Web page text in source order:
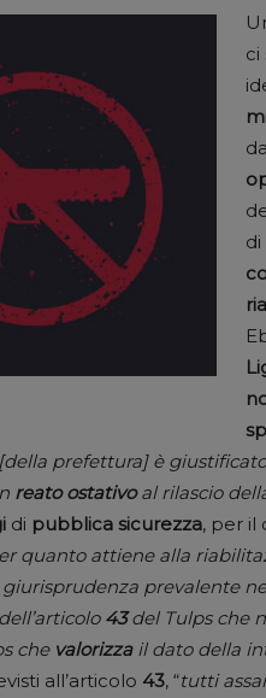
ci
prefettura] è
reato ostativoal rilascio
di pubblica sicurezza, per il
quanto attiene alla
prevalente
43del Tulps che
che valorizzail dato della
all’articolo 43, “tutti